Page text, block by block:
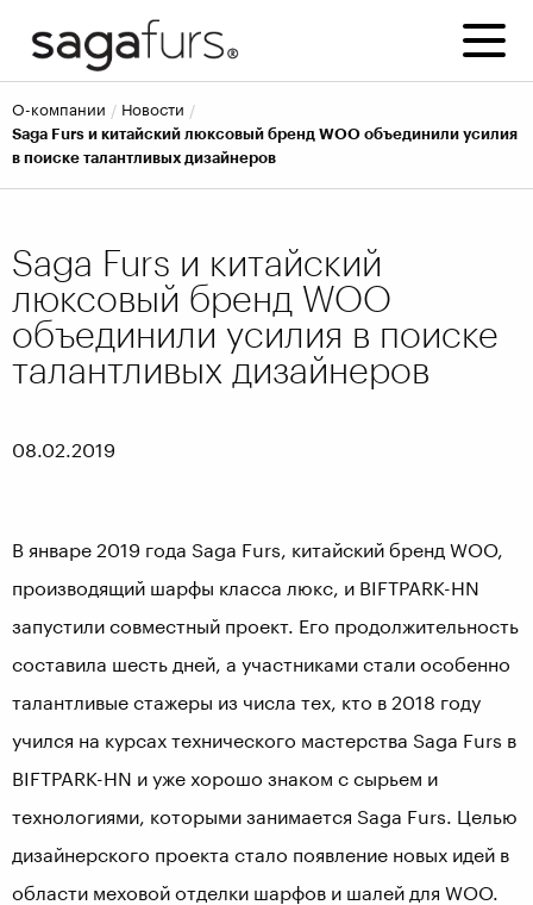
о-компании
новости
Saga Furs и китайский люксовый бренд WOO объединили усилия
в поиске талантливых дизайнеров
Saga Furs и китайский
люксовый бренд WOO
объединили усилия в поиске
талантливых дизайнеров
08.02.2019
В январе 2019 года Saga Furs, китайский бренд WOO,
производящий шарфы класса люкс, и BIFTPARK-HN
запустили совместный проект. Его продолжительность
составила шесть дней, а участниками стали особенно
талантливые стажеры из числа тех, кто в 2018 году
учился на курсах технического мастерства Saga Furs в
BIFTPARK-HN и уже хорошо знаком с сырьем и
технологиями, которыми занимается Saga Furs. Целью
дизайнерского проекта стало появление новых идей в
области меховой отделки шарфов и шалей для WOO.